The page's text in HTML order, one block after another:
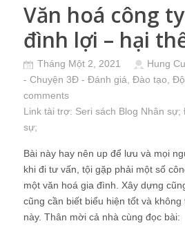
Văn hoá công
đình lợi – hại
Tháng Một 2, 2021 Hung
- Chuyện 3Đ - Đánh giá, Đào tạo,
comments
Link tài trợ: Seri sách Blog Nhân sự;
sự;
Bài này hay nên up để lưu và mọi
khi đi tư vấn, tội gặp phải một số
một văn hoá gia đình. Xây dựng
cũng cần biết biểu hiện tốt và không
này. Thân mời cả nhà cùng đọc bài: